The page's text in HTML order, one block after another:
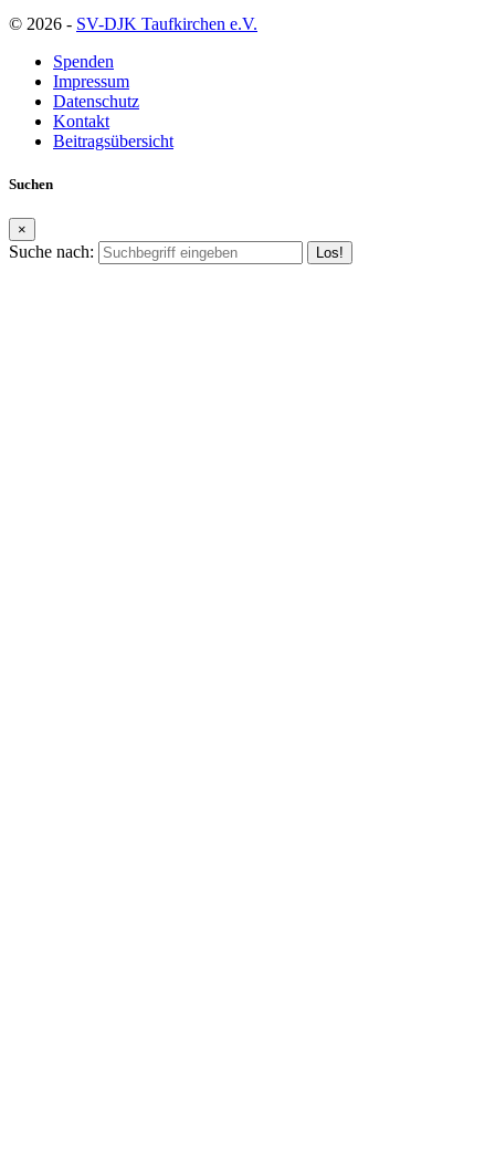
© 2026 - SV-DJK Taufkirchen e.V.
Spenden
Impressum
Datenschutz
Kontakt
Beitragsübersicht
Suchen
×
Suche nach: